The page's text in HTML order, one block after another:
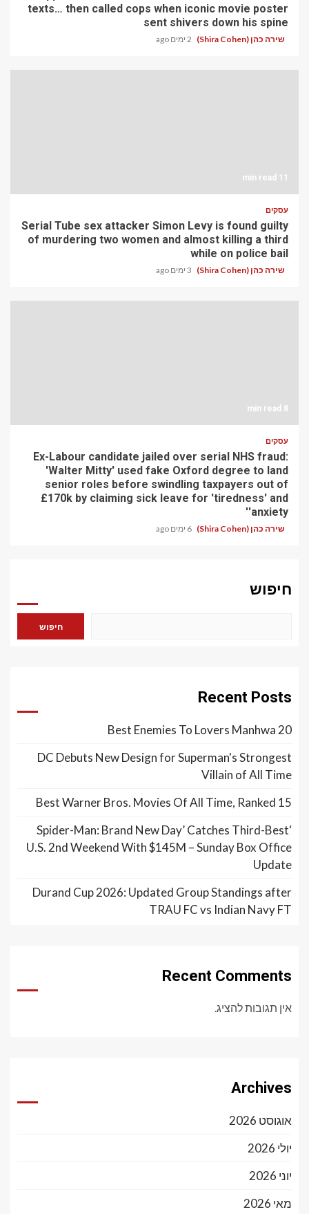
texts… then called cops when iconic movie poster
sent shivers down his spine
שירה כהן (Shira Cohen) 2 ימים ago
11 min read
עסקים
Serial Tube sex attacker Simon Levy is found guilty
of murdering two women and almost killing a third
while on police bail
שירה כהן (Shira Cohen) 3 ימים ago
8 min read
עסקים
Ex-Labour candidate jailed over serial NHS fraud:
'Walter Mitty' used fake Oxford degree to land
senior roles before swindling taxpayers out of
£170k by claiming sick leave for 'tiredness' and
'anxiety'
שירה כהן (Shira Cohen) 6 ימים ago
חיפוש
חיפוש
Recent Posts
20 Best Enemies To Lovers Manhwa
DC Debuts New Design for Superman's Strongest
Villain of All Time
15 Best Warner Bros. Movies Of All Time, Ranked
‘Spider-Man: Brand New Day’ Catches Third-Best
U.S. 2nd Weekend With $145M – Sunday Box Office
Update
Durand Cup 2026: Updated Group Standings after
TRAU FC vs Indian Navy FT
Recent Comments
אין תגובות להציג.
Archives
אוגוסט 2026
יולי 2026
יוני 2026
מאי 2026